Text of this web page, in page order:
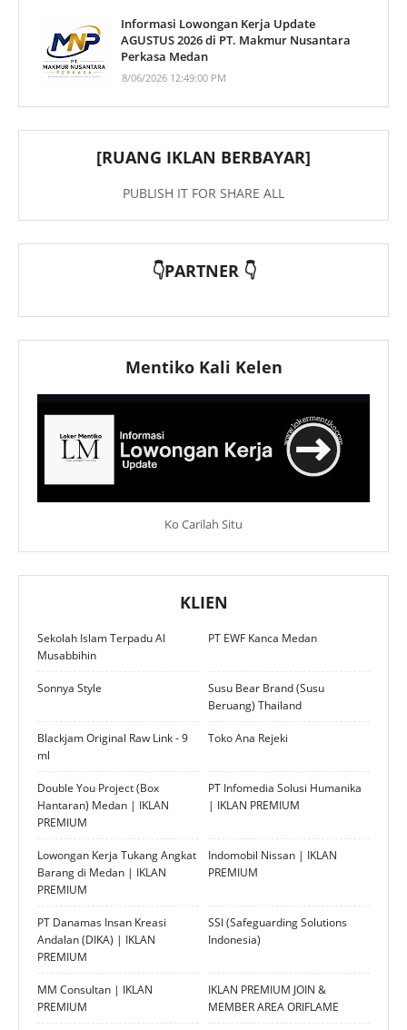
Informasi Lowongan Kerja Update
AGUSTUS 2026 di PT. Makmur Nusantara
Perkasa Medan
8/06/2026 12:49:00 PM
[RUANG IKLAN BERBAYAR]
PUBLISH IT FOR SHARE ALL
👇PARTNER 👇
Mentiko Kali Kelen
Ko Carilah Situ
KLIEN
Sekolah Islam Terpadu Al
Musabbihin
PT EWF Kanca Medan
Sonnya Style
Susu Bear Brand (Susu
Beruang) Thailand
Blackjam Original Raw Link - 9
ml
Toko Ana Rejeki
Double You Project (Box
Hantaran) Medan | IKLAN
PREMIUM
PT Infomedia Solusi Humanika
| IKLAN PREMIUM
Lowongan Kerja Tukang Angkat
Barang di Medan | IKLAN
PREMIUM
Indomobil Nissan | IKLAN
PREMIUM
PT Danamas Insan Kreasi
Andalan (DIKA) | IKLAN
PREMIUM
SSI (Safeguarding Solutions
Indonesia)
MM Consultan | IKLAN
PREMIUM
IKLAN PREMIUM JOIN &
MEMBER AREA ORIFLAME